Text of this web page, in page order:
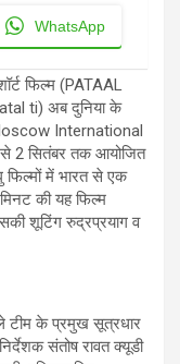
WhatsApp
फिल्म (PATAAL
ti) अब दुनिया के
International
2 सितंबर तक आयोजित
में भारत से एक
की यह फिल्म
शूटिंग रुद्रप्रयाग व
टीम के प्रमुख सूत्रधार
संतोष रावत क्यूडी